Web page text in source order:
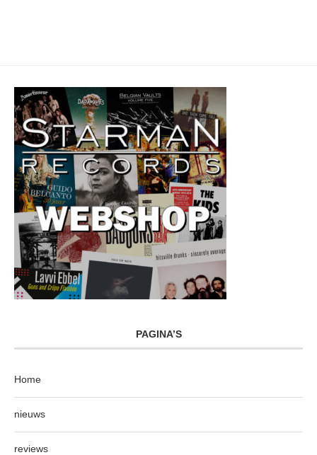
PAGINA’S
Home
nieuws
reviews